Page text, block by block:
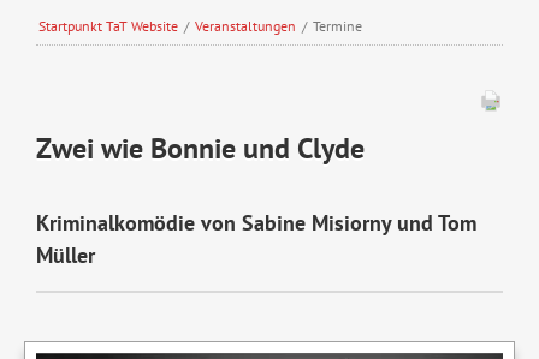
Startpunkt TaT Website / Veranstaltungen / Termine
Zwei wie Bonnie und Clyde
Kriminalkomödie von Sabine Misiorny und Tom
Müller